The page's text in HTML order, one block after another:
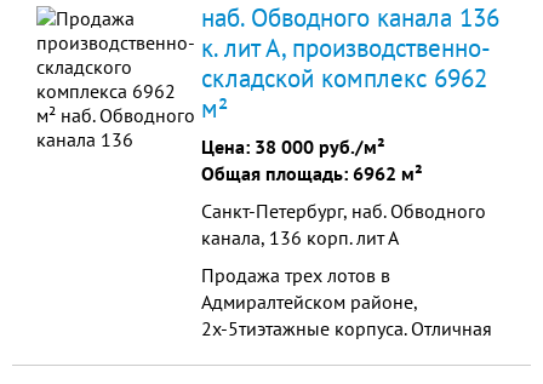
наб. Обводного канала 136
к. лит А, производственно-
складской комплекс 6962
м²
Цена: 38 000 руб./м²
Общая площадь: 6962 м²
Санкт-Петербург, наб. Обводного
канала, 136 корп. лит А
Продажа трех лотов в
Адмиралтейском районе,
2х-5тиэтажные корпуса. Отличная